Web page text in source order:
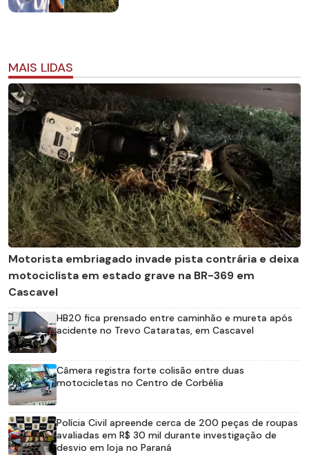
MAIS LIDAS
Motorista embriagado invade pista contrária e deixa
motociclista em estado grave na BR-369 em
Cascavel
HB20 fica prensado entre caminhão e mureta após
acidente no Trevo Cataratas, em Cascavel
Câmera registra forte colisão entre duas
motocicletas no Centro de Corbélia
Polícia Civil apreende cerca de 200 peças de roupas
avaliadas em R$ 30 mil durante investigação de
desvio em loja no Paraná